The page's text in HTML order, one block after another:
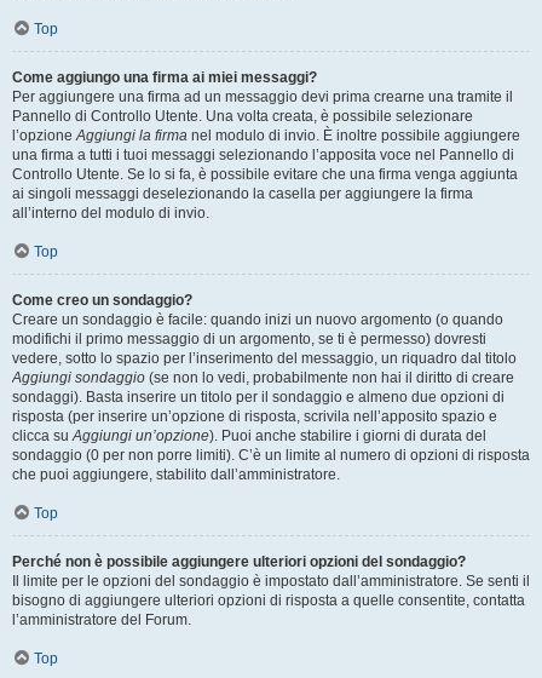
Top
Come aggiungo una firma ai miei messaggi?
Per aggiungere una firma ad un messaggio devi prima crearne una tramite il
Pannello di Controllo Utente. Una volta creata, è possibile selezionare
l’opzioneAggiungi la firma nel modulo di invio. È inoltre possibile aggiungere
una firma a tutti i tuoi messaggi selezionando l’apposita voce nel Pannello di
Controllo Utente. Se lo si fa, è possibile evitare che una firma venga aggiunta
ai singoli messaggi deselezionando la casella per aggiungere la firma
all’interno del modulo di invio.
Top
Come creo un sondaggio?
Creare un sondaggio è facile: quando inizi un nuovo argomento (o quando
modifichi il primo messaggio di un argomento, se ti è permesso) dovresti
vedere, sotto lo spazio per l’inserimento del messaggio, un riquadro dal titolo
Aggiungi sondaggio (se non lo vedi, probabilmente non hai il diritto di creare
sondaggi). Basta inserire un titolo per il sondaggio e almeno due opzioni di
risposta (per inserire un’opzione di risposta, scrivila nell’apposito spazio e
clicca suAggiungi un’opzione). Puoi anche stabilire i giorni di durata del
sondaggio (0 per non porre limiti). C’è un limite al numero di opzioni di risposta
che puoi aggiungere, stabilito dall’amministratore.
Top
Perché non è possibile aggiungere ulteriori opzioni del sondaggio?
Il limite per le opzioni del sondaggio è impostato dall’amministratore. Se senti il
bisogno di aggiungere ulteriori opzioni di risposta a quelle consentite, contatta
l’amministratore del Forum.
Top